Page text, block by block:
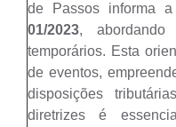
de Passos informa
01/2023,
temporários. Esta
de eventos,
disposições
diretrizes é